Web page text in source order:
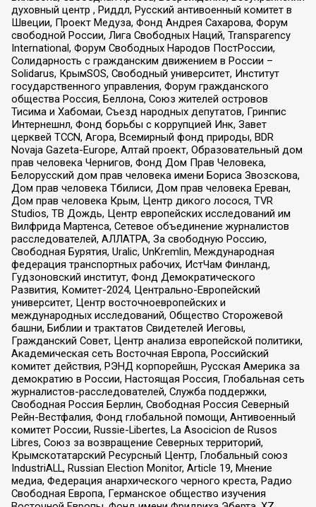
духовный центр , Риддл, Русский антивоенный комитет в
Швеции, Проект Медуза, Фонд Андрея Сахарова, Форум
свободной России, Лига Свободных Наций, Transparеncy
International, Форум Свободных Народов ПостРоссии,
Солидарность с гражданским движением в России –
Solidarus, КрымSOS, Свободный университет, Институт
государственного управления, Форум гражданского
общества Россия, Беллона, Союз жителей островов
Тисима и Хабомаи, Съезд народных депутатов, Гринпис
Интернешнл, Фонд борьбы с коррупцией Инк, Завет
церквей TCCN, Агора, Всемирный фонд природы, BDR
Novaja Gazeta-Europe, Алтай проект, Образовательный дом
прав человека Чернигов, Фонд Дом Прав Человека,
Белорусский дом прав человека имени Бориса Звозскова,
Дом прав человека Тбилиси, Дом прав человека Ереван,
Дом прав человека Крым, Центр дикого лосося, TVR
Studios, ТВ Дождь, Центр европейских исследований им
Вилфрида Мартенса, Сетевое объединение журналистов
расследователей, АЛЛАТРА, За свободную Россию,
Свободная Бурятия, Uralic, UnKremlin, Международная
федерация транспортных рабочих, ИстЧам Финланд,
Гудзоновский институт, Фонд Демократического
Развития, Комитет-2024, Центрально-Европейский
университет, Центр восточноевропейских и
международных исследований, Общество Сторожевой
башни, Библии и трактатов Свидетелей Иеговы,
Гражданский Совет, Центр анализа европейской политики,
Академическая сеть Восточная Европа, Российский
комитет действия, РЭНД корпорейшн, Русская Америка за
демократию в России, Настоящая Россия, Глобальная сеть
журналистов-расследователей, Служба поддержки,
Свободная Россия Берлин, Свободная Россия Северный
Рейн-Вестфалия, Фонд глобальной помощи, Антивоенный
комитет России, Russie-Libertes, La Asocicion de Rusos
Libres, Союз за возвращение Северных территорий,
Крымскотатарский Ресурсный Центр, Глобальный союз
IndustriALL, Russian Election Monitor, Article 19, Мнение
медиа, Федерация анархического черного креста, Радио
Свободная Европа, Германское общество изучения